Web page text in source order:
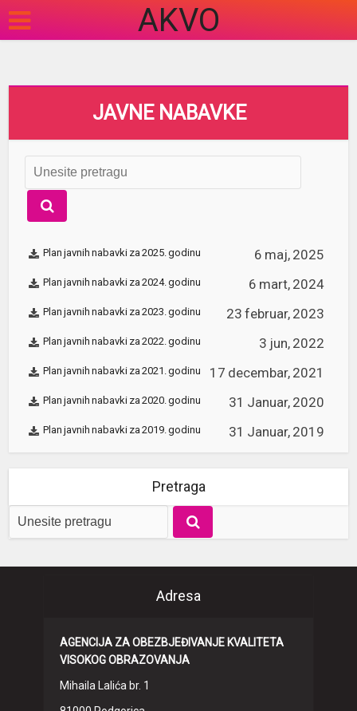
AKVO
JAVNE NABAVKE
6 maj, 2025
Plan javnih nabavki za 2025. godinu
6 mart, 2024
Plan javnih nabavki za 2024. godinu
23 februar, 2023
Plan javnih nabavki za 2023. godinu
3 jun, 2022
Plan javnih nabavki za 2022. godinu
17 decembar, 2021
Plan javnih nabavki za 2021. godinu
31 Januar, 2020
Plan javnih nabavki za 2020. godinu
31 Januar, 2019
Plan javnih nabavki za 2019. godinu
Pretraga
Adresa
AGENCIJA ZA OBEZBJEĐIVANJE KVALITETA
VISOKOG OBRAZOVANJA
Mihaila Lalića br. 1